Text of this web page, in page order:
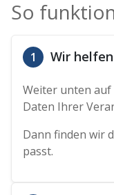
So
1 Wir
Weiter unten auf
Daten Ihrer
Dann finden wir
passt.